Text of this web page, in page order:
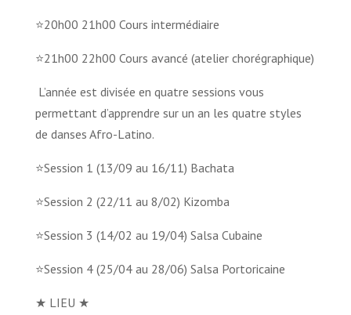
⭐20h00 21h00 Cours intermédiaire
⭐21h00 22h00 Cours avancé (atelier chorégraphique)
L’année est divisée en quatre sessions vous
permettant d’apprendre sur un an les quatre styles
de danses Afro-Latino.
⭐Session 1 (13/09 au 16/11) Bachata
⭐Session 2 (22/11 au 8/02) Kizomba
⭐Session 3 (14/02 au 19/04) Salsa Cubaine
⭐Session 4 (25/04 au 28/06) Salsa Portoricaine
★ LIEU ★